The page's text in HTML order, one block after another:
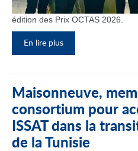
édition des Prix OCTAS 2026.
En lire plus
Maisonneuve,
consortium pour
ISSAT dans la
de la Tunisie